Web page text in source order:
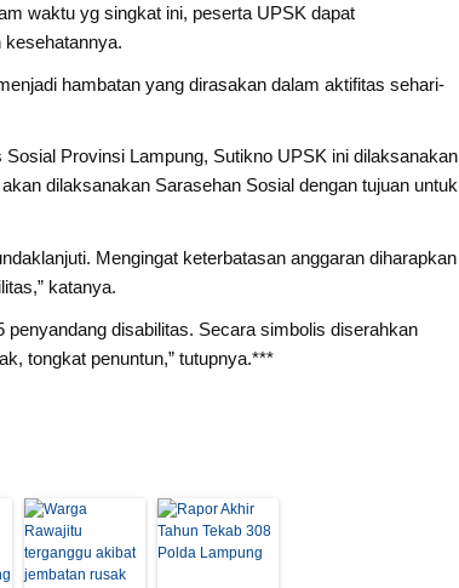
waktu yg singkat ini, peserta UPSK dapat
hambatan yang dirasakan dalam aktifitas sehari-
Provinsi Lampung, Sutikno UPSK ini dilaksanakan
dilaksanakan Sarasehan Sosial dengan tujuan untuk
Mengingat keterbatasan anggaran diharapkan
katanya.
disabilitas. Secara simbolis diserahkan
tongkat penuntun,” tutupnya.***